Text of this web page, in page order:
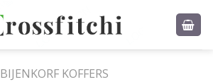
BIJENKORF KOFFERS